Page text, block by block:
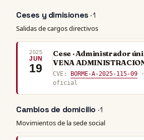
Ceses y dimisiones · 1
Salidas de cargos directivos
2025
JUN
19
Cese · Administrador
VENA
CVE: BORME-A-2025-115-09
oficial
Cambios de domicilio · 1
Movimientos de la sede social